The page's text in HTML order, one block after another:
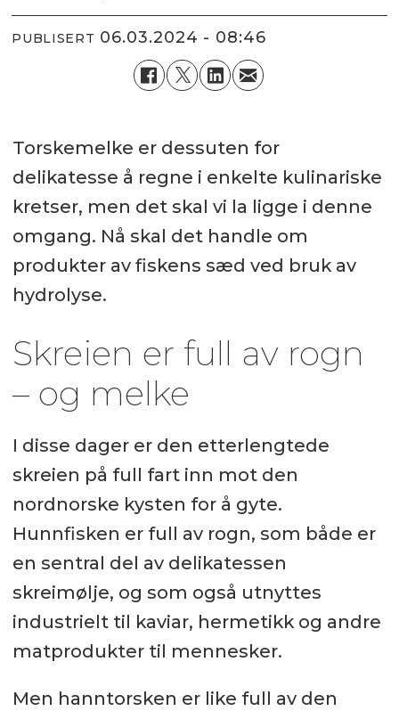
PUBLISERT 06.03.2024 - 08:46
Torskemelke er dessuten for
delikatesse å regne i enkelte kulinariske
kretser, men det skal vi la ligge i denne
omgang. Nå skal det handle om
produkter av fiskens sæd ved bruk av
hydrolyse.
Skreien er full av rogn
– og melke
I disse dager er den etterlengtede
skreien på full fart inn mot den
nordnorske kysten for å gyte.
Hunnfisken er full av rogn, som både er
en sentral del av delikatessen
skreimølje, og som også utnyttes
industrielt til kaviar, hermetikk og andre
matprodukter til mennesker.
Men hanntorsken er like full av den